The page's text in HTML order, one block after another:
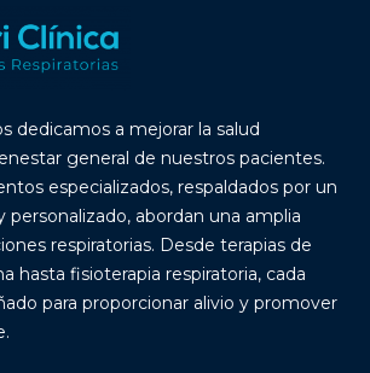
dedicamos a mejorar la salud
general de nuestros pacientes.
especializados, respaldados por un
personalizado, abordan una amplia
respiratorias. Desde terapias de
hasta fisioterapia respiratoria, cada
para proporcionar alivio y promover